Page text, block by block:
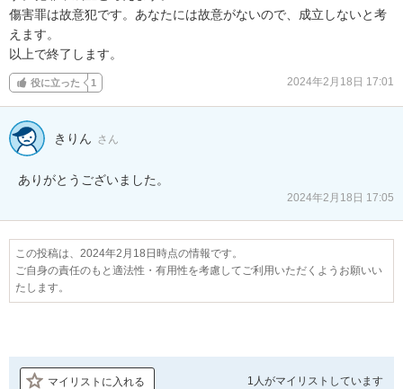
傷害罪は故意犯です。あなたには故意がないので、成立しないと考
えます。
以上で終了します。
役に立った 1 2024年2月18日 17:01
きりん さん
ありがとうございました。
2024年2月18日 17:05
この投稿は、2024年2月18日時点の情報です。
ご自身の責任のもと適法性・有用性を考慮してご利用いただくようお願いい
たします。
マイリストに入れる 1人がマイリストしています